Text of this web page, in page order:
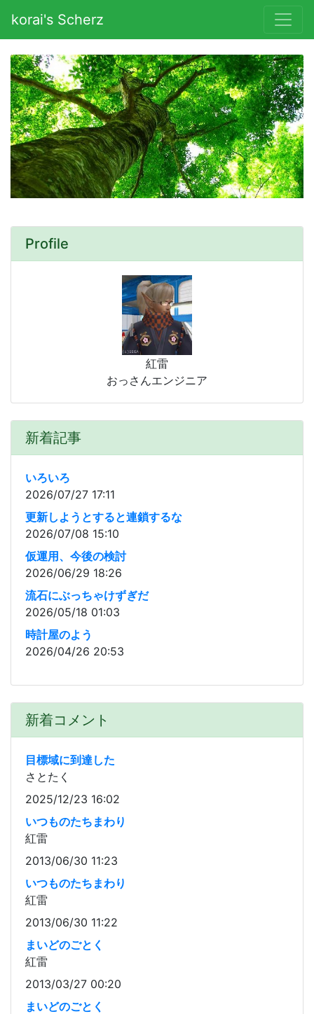
korai's Scherz
Profile
紅雷
おっさんエンジニア
新着記事
いろいろ
2026/07/27 17:11
更新しようとすると連鎖するな
2026/07/08 15:10
仮運用、今後の検討
2026/06/29 18:26
流石にぶっちゃけずぎだ
2026/05/18 01:03
時計屋のよう
2026/04/26 20:53
新着コメント
目標域に到達した
さとたく
2025/12/23 16:02
いつものたちまわり
紅雷
2013/06/30 11:23
いつものたちまわり
紅雷
2013/06/30 11:22
まいどのごとく
紅雷
2013/03/27 00:20
まいどのごとく